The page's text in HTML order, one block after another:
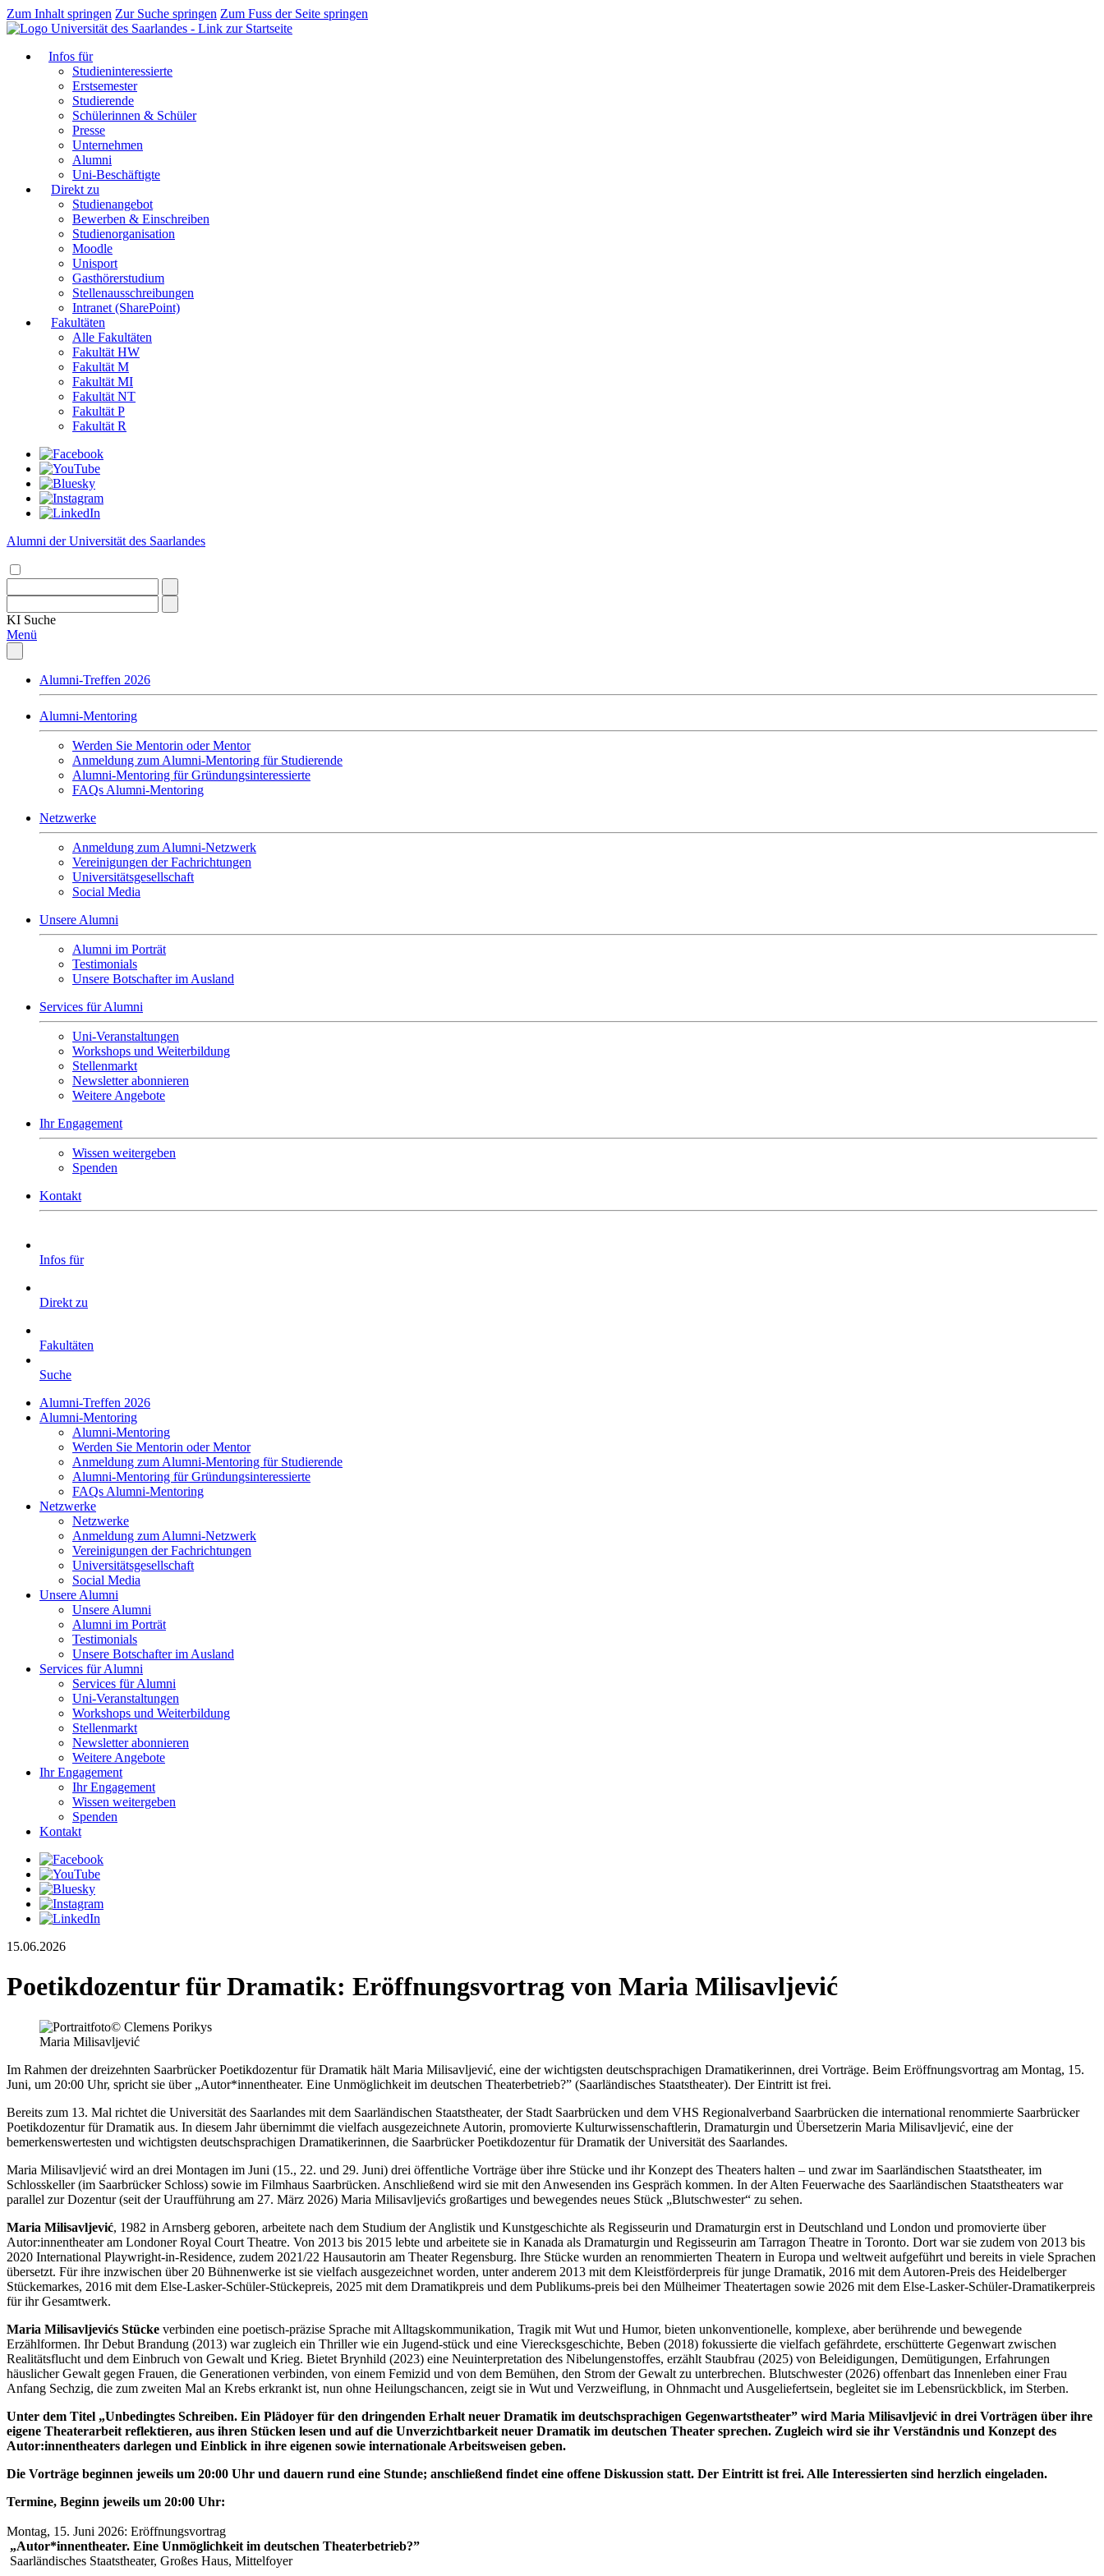
Zum Inhalt springen Zur Suche springen Zum Fuss der Seite springen
Infos für
Studieninteressierte
Erstsemester
Studierende
Schülerinnen & Schüler
Presse
Unternehmen
Alumni
Uni-Beschäftigte
Direkt zu
Studienangebot
Bewerben & Einschreiben
Studienorganisation
Moodle
Unisport
Gasthörerstudium
Stellenausschreibungen
Intranet (SharePoint)
Fakultäten
Alle Fakultäten
Fakultät HW
Fakultät M
Fakultät MI
Fakultät NT
Fakultät P
Fakultät R
Alumni der Universität des Saarlandes
KI Suche
Menü
Alumni-Treffen 2026
Alumni-Mentoring
Werden Sie Mentorin oder Mentor
Anmeldung zum Alumni-Mentoring für Studierende
Alumni-Mentoring für Gründungsinteressierte
FAQs Alumni-Mentoring
Netzwerke
Anmeldung zum Alumni-Netzwerk
Vereinigungen der Fachrichtungen
Universitätsgesellschaft
Social Media
Unsere Alumni
Alumni im Porträt
Testimonials
Unsere Botschafter im Ausland
Services für Alumni
Uni-Veranstaltungen
Workshops und Weiterbildung
Stellenmarkt
Newsletter abonnieren
Weitere Angebote
Ihr Engagement
Wissen weitergeben
Spenden
Kontakt
Infos für
Direkt zu
Fakultäten
Suche
Alumni-Treffen 2026
Alumni-Mentoring
Alumni-Mentoring
Werden Sie Mentorin oder Mentor
Anmeldung zum Alumni-Mentoring für Studierende
Alumni-Mentoring für Gründungsinteressierte
FAQs Alumni-Mentoring
Netzwerke
Netzwerke
Anmeldung zum Alumni-Netzwerk
Vereinigungen der Fachrichtungen
Universitätsgesellschaft
Social Media
Unsere Alumni
Unsere Alumni
Alumni im Porträt
Testimonials
Unsere Botschafter im Ausland
Services für Alumni
Services für Alumni
Uni-Veranstaltungen
Workshops und Weiterbildung
Stellenmarkt
Newsletter abonnieren
Weitere Angebote
Ihr Engagement
Ihr Engagement
Wissen weitergeben
Spenden
Kontakt
15.06.2026
Poetikdozentur für Dramatik: Eröffnungsvortrag von Maria Milisavljević
© Clemens Porikys
Maria Milisavljević
Im Rahmen der dreizehnten Saarbrücker Poetikdozentur für Dramatik hält Maria Milisavljević, eine der wichtigsten deutschsprachigen Dramatikerinnen, drei Vorträge. Beim Eröffnungsvortrag am Montag, 15.
Juni, um 20:00 Uhr, spricht sie über „Autor*innentheater. Eine Unmöglichkeit im deutschen Theaterbetrieb?” (Saarländisches Staatstheater). Der Eintritt ist frei.
Bereits zum 13. Mal richtet die Universität des Saarlandes mit dem Saarländischen Staatstheater, der Stadt Saarbrücken und dem VHS Regionalverband Saarbrücken die international renommierte Saarbrücker
Poetikdozentur für Dramatik aus. In diesem Jahr übernimmt die vielfach ausgezeichnete Autorin, promovierte Kulturwissenschaftlerin, Dramaturgin und Übersetzerin Maria Milisavljević, eine der
bemerkenswertesten und wichtigsten deutschsprachigen Dramatikerinnen, die Saarbrücker Poetikdozentur für Dramatik der Universität des Saarlandes.
Maria Milisavljević wird an drei Montagen im Juni (15., 22. und 29. Juni) drei öffentliche Vorträge über ihre Stücke und ihr Konzept des Theaters halten – und zwar im Saarländischen Staatstheater, im
Schlosskeller (im Saarbrücker Schloss) sowie im Filmhaus Saarbrücken. Anschließend wird sie mit den Anwesenden ins Gespräch kommen. In der Alten Feuerwache des Saarländischen Staatstheaters war
parallel zur Dozentur (seit der Uraufführung am 27. März 2026) Maria Milisavljevićs großartiges und bewegendes neues Stück „Blutschwester“ zu sehen.
Maria Milisavljević, 1982 in Arnsberg geboren, arbeitete nach dem Studium der Anglistik und Kunstgeschichte als Regisseurin und Dramaturgin erst in Deutschland und London und promovierte über
Autor:innentheater am Londoner Royal Court Theatre. Von 2013 bis 2015 lebte und arbeitete sie in Kanada als Dramaturgin und Regisseurin am Tarragon Theatre in Toronto. Dort war sie zudem von 2013 bis
2020 International Playwright-in-Residence, zudem 2021/22 Hausautorin am Theater Regensburg. Ihre Stücke wurden an renommierten Theatern in Europa und weltweit aufgeführt und bereits in viele Sprachen
übersetzt. Für ihre inzwischen über 20 Bühnenwerke ist sie vielfach ausgezeichnet worden, unter anderem 2013 mit dem Kleistförderpreis für junge Dramatik, 2016 mit dem Autoren-Preis des Heidelberger
Stückemarkes, 2016 mit dem Else-Lasker-Schüler-Stückepreis, 2025 mit dem Dramatikpreis und dem Publikums-preis bei den Mülheimer Theatertagen sowie 2026 mit dem Else-Lasker-Schüler-Dramatikerpreis
für ihr Gesamtwerk.
Maria Milisavljevićs Stücke verbinden eine poetisch-präzise Sprache mit Alltagskommunikation, Tragik mit Wut und Humor, bieten unkonventionelle, komplexe, aber berührende und bewegende
Erzählformen. Ihr Debut Brandung (2013) war zugleich ein Thriller wie ein Jugend-stück und eine Vierecksgeschichte, Beben (2018) fokussierte die vielfach gefährdete, erschütterte Gegenwart zwischen
Realitätsflucht und dem Einbruch von Gewalt und Krieg. Bietet Brynhild (2023) eine Neuinterpretation des Nibelungenstoffes, erzählt Staubfrau (2025) von Beleidigungen, Demütigungen, Erfahrungen
häuslicher Gewalt gegen Frauen, die Generationen verbinden, von einem Femizid und von dem Bemühen, den Strom der Gewalt zu unterbrechen. Blutschwester (2026) offenbart das Innenleben einer Frau
Anfang Sechzig, die zum zweiten Mal an Krebs erkrankt ist, nun ohne Heilungschancen, zeigt sie in Wut und Verzweiflung, in Ohnmacht und Ausgeliefertsein, begleitet sie im Lebensrückblick, im Sterben.
Unter dem Titel „Unbedingtes Schreiben. Ein Plädoyer für den dringenden Erhalt neuer Dramatik im deutschsprachigen Gegenwartstheater” wird Maria Milisavljević in drei Vorträgen über ihre
eigene Theaterarbeit reflektieren, aus ihren Stücken lesen und auf die Unverzichtbarkeit neuer Dramatik im deutschen Theater sprechen. Zugleich wird sie ihr Verständnis und Konzept des
Autor:innentheaters darlegen und Einblick in ihre eigenen sowie internationale Arbeitsweisen geben.
Die Vorträge beginnen jeweils um 20:00 Uhr und dauern rund eine Stunde; anschließend findet eine offene Diskussion statt. Der Eintritt ist frei. Alle Interessierten sind herzlich eingeladen.
Termine, Beginn jeweils um 20:00 Uhr:
Montag, 15. Juni 2026: Eröffnungsvortrag
„Autor*innentheater. Eine Unmöglichkeit im deutschen Theaterbetrieb?”
Saarländisches Staatstheater, Großes Haus, Mittelfoyer